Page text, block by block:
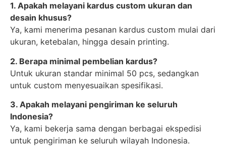
1. Apakah melayani kardus custom ukuran dan
desain khusus?
Ya, kami menerima pesanan kardus custom mulai dari
ukuran, ketebalan, hingga desain printing.
2. Berapa minimal pembelian kardus?
Untuk ukuran standar minimal 50 pcs, sedangkan
untuk custom menyesuaikan spesifikasi.
3. Apakah melayani pengiriman ke seluruh
Indonesia?
Ya, kami bekerja sama dengan berbagai ekspedisi
untuk pengiriman ke seluruh wilayah Indonesia.